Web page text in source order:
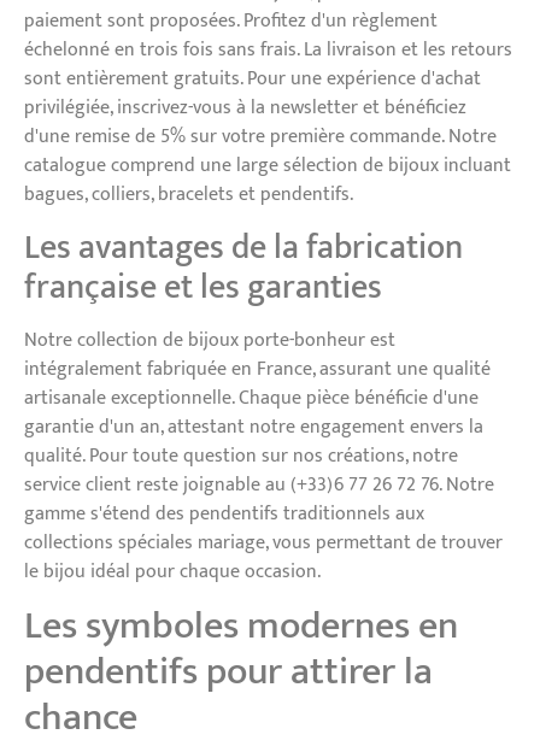
paiement sont proposées. Profitez d'un règlement
échelonné en trois fois sans frais. La livraison et les retours
sont entièrement gratuits. Pour une expérience d'achat
privilégiée, inscrivez-vous à la newsletter et bénéficiez
d'une remise de 5% sur votre première commande. Notre
catalogue comprend une large sélection de bijoux incluant
bagues, colliers, bracelets et pendentifs.
Les avantages de la fabrication
française et les garanties
Notre collection de bijoux porte-bonheur est
intégralement fabriquée en France, assurant une qualité
artisanale exceptionnelle. Chaque pièce bénéficie d'une
garantie d'un an, attestant notre engagement envers la
qualité. Pour toute question sur nos créations, notre
service client reste joignable au (+33)6 77 26 72 76. Notre
gamme s'étend des pendentifs traditionnels aux
collections spéciales mariage, vous permettant de trouver
le bijou idéal pour chaque occasion.
Les symboles modernes en
pendentifs pour attirer la
chance